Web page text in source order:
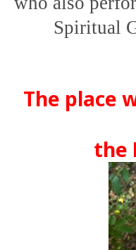
Spiritual
The place
the